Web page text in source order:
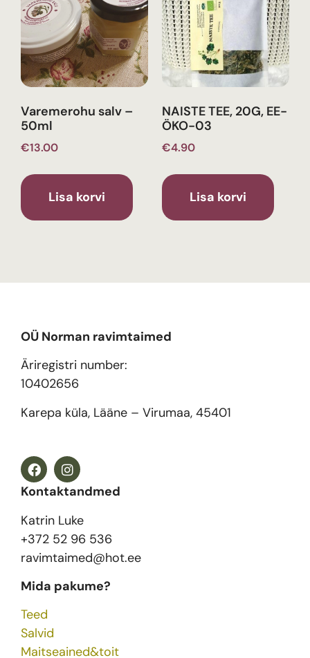
Varemerohu salv –
50ml
€13.00
Lisa korvi
NAISTE TEE, 20G, EE-
ÖKO-03
€4.90
Lisa korvi
OÜ Norman ravimtaimed
Äriregistri number:
10402656
Karepa küla, Lääne – Virumaa, 45401
Kontaktandmed
Katrin Luke
+372 52 96 536
ravimtaimed@hot.ee
Mida pakume?
Teed
Salvid
Maitseained&toit